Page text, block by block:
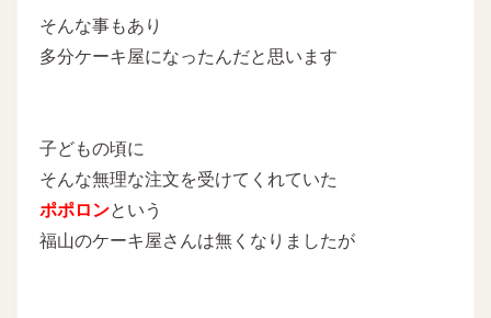
そんな事もあり
多分ケーキ屋になったんだと思います
子どもの頃に
そんな無理な注文を受けてくれていた
ポポロンという
福山のケーキ屋さんは無くなりましたが